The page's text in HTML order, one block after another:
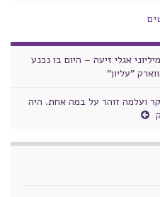
אגלי זיעה – היום בו נכנע
"עליון"
ועלמה זוהר על במה אחת. היה